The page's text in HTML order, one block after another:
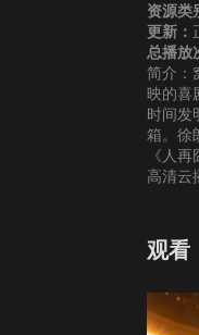
资源类
更新：
总播放
简介：
映的喜
时间发
箱。徐
《人
高清云
观看